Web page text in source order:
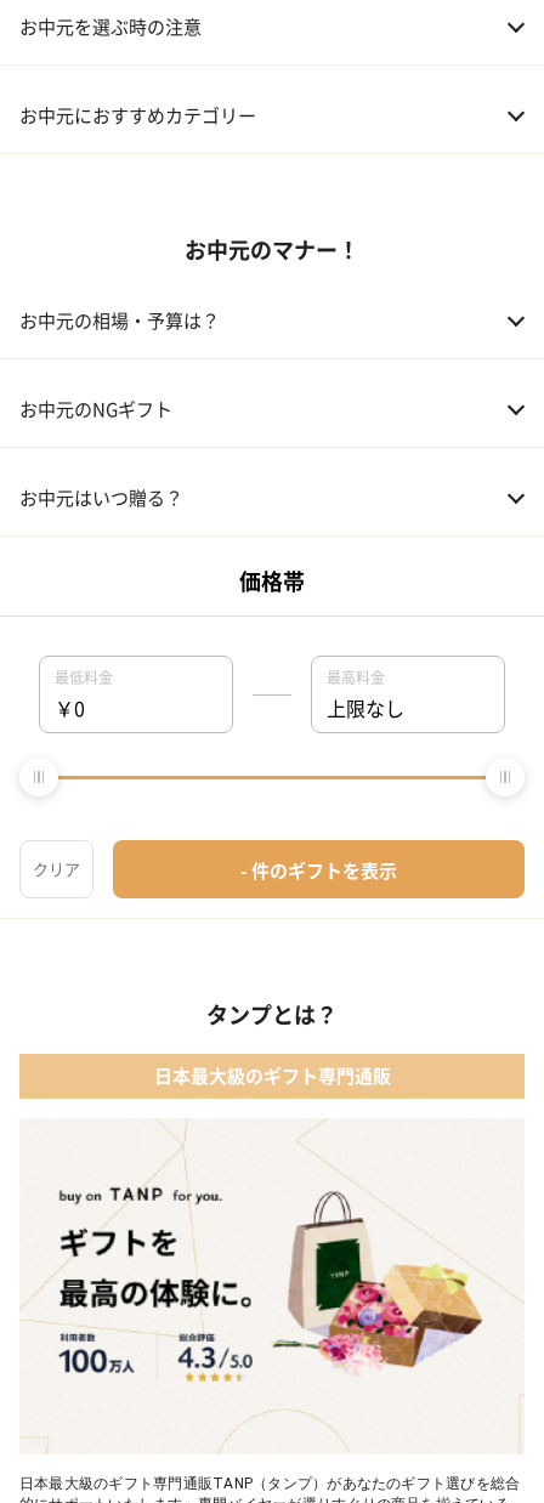
お中元を選ぶ時の注意
お中元におすすめカテゴリー
03 ギフトカタログ
お中元のマナー！
お中元の相場・予算は？
02 兄弟、姉妹 3,000～5,000円
お中元のNGギフト
お中元はいつ贈る？
お中元におすすめのラッピング！
メッセージカード
のし
タンプとは？
日本最大級のギフト専門通販
日本最大級のギフト専門通販TANP（タンプ）があなたのギフト選びを総合